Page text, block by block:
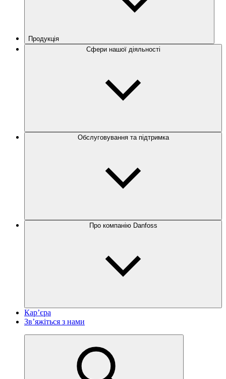
Продукція
Сфери нашої діяльності
Обслуговування та підтримка
Про компанію Danfoss
Кар’єра
Зв’яжіться з нами